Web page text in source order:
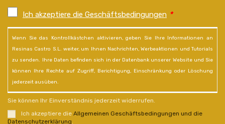
Ich akzeptiere die Geschäftsbedingungen *
Wenn Sie das Kontrollkästchen aktivieren, geben Sie Ihre Informationen an
Resinas Castro S.L. weiter, um Ihnen Nachrichten, Werbeaktionen und Tutorials
zu senden. Ihre Daten befinden sich in der Datenbank unserer Website und Sie
können Ihre Rechte auf Zugriff, Berichtigung, Einschränkung oder Löschung
jederzeit ausüben.
Sie können Ihr Einverständnis jederzeit widerrufen.
Ich akzeptiere die Allgemeinen Geschäftsbedingungen und die
Datenschutzerklärung.